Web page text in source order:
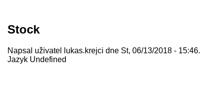
Stock
Napsal uživatel lukas.krejci dne St, 06/13/2018 - 15:46.
Jazyk Undefined